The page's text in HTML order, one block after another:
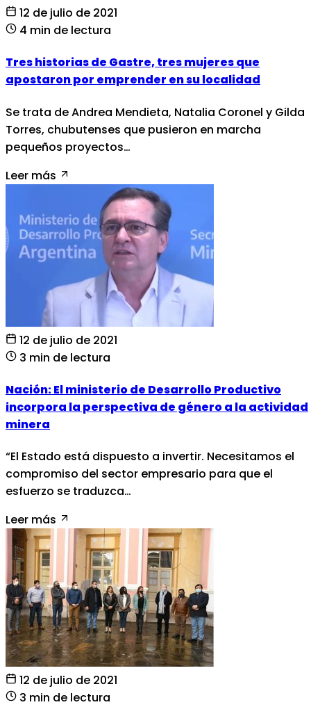
12 de julio de 2021
4 min de lectura
Tres historias de Gastre, tres mujeres que
apostaron por emprender en su localidad
Se trata de Andrea Mendieta, Natalia Coronel y Gilda
Torres, chubutenses que pusieron en marcha
pequeños proyectos…
Leer más
12 de julio de 2021
3 min de lectura
Nación: El ministerio de Desarrollo Productivo
incorpora la perspectiva de género a la actividad
minera
“El Estado está dispuesto a invertir. Necesitamos el
compromiso del sector empresario para que el
esfuerzo se traduzca…
Leer más
12 de julio de 2021
3 min de lectura